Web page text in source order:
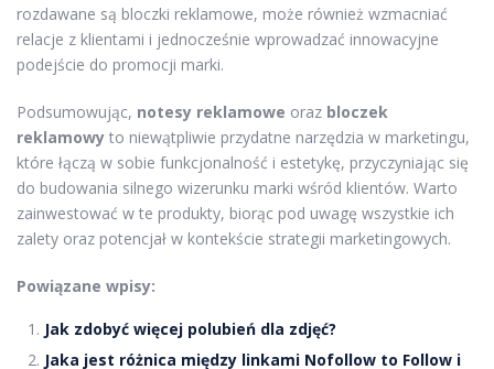
rozdawane są bloczki reklamowe, może również wzmacniać
relacje z klientami i jednocześnie wprowadzać innowacyjne
podejście do promocji marki.
Podsumowując, notesy reklamowe oraz bloczek
reklamowy to niewątpliwie przydatne narzędzia w marketingu,
które łączą w sobie funkcjonalność i estetykę, przyczyniając się
do budowania silnego wizerunku marki wśród klientów. Warto
zainwestować w te produkty, biorąc pod uwagę wszystkie ich
zalety oraz potencjał w kontekście strategii marketingowych.
Powiązane wpisy:
Jak zdobyć więcej polubień dla zdjęć?
Jaka jest różnica między linkami Nofollow to Follow i